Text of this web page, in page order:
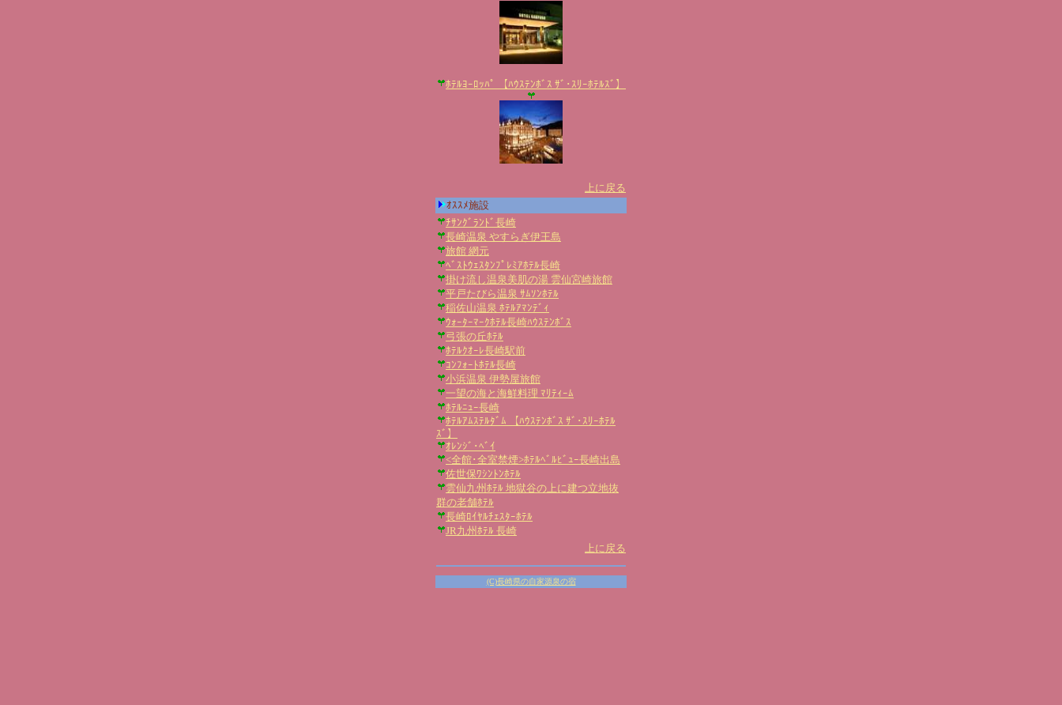
ﾎﾃﾙﾖｰﾛｯﾊﾟ 【ﾊｳｽﾃﾝﾎﾞｽ ｻﾞ･ｽﾘｰﾎﾃﾙｽﾞ】
上に戻る
ｵｽｽﾒ施設
ﾁｻﾝｸﾞﾗﾝﾄﾞ長崎
長崎温泉 やすらぎ伊王島
旅館 網元
ﾍﾞｽﾄｳｪｽﾀﾝﾌﾟﾚﾐｱﾎﾃﾙ長崎
掛け流し温泉美肌の湯 雲仙宮崎旅館
平戸たびら温泉 ｻﾑｿﾝﾎﾃﾙ
稲佐山温泉 ﾎﾃﾙｱﾏﾝﾃﾞｨ
ｳｫｰﾀｰﾏｰｸﾎﾃﾙ長崎ﾊｳｽﾃﾝﾎﾞｽ
弓張の丘ﾎﾃﾙ
ﾎﾃﾙｸｵｰﾚ長崎駅前
ｺﾝﾌｫｰﾄﾎﾃﾙ長崎
小浜温泉 伊勢屋旅館
一望の海と海鮮料理 ﾏﾘﾃｨｰﾑ
ﾎﾃﾙﾆｭｰ長崎
ﾎﾃﾙｱﾑｽﾃﾙﾀﾞﾑ 【ﾊｳｽﾃﾝﾎﾞｽ ｻﾞ･ｽﾘｰﾎﾃﾙ
ｽﾞ】
ｵﾚﾝｼﾞ･ﾍﾞｲ
<全館･全室禁煙>ﾎﾃﾙﾍﾞﾙﾋﾞｭｰ長崎出島
佐世保ﾜｼﾝﾄﾝﾎﾃﾙ
雲仙九州ﾎﾃﾙ 地獄谷の上に建つ立地抜
群の老舗ﾎﾃﾙ
長崎ﾛｲﾔﾙﾁｪｽﾀｰﾎﾃﾙ
JR九州ﾎﾃﾙ 長崎
上に戻る
(C)長崎県の自家源泉の宿